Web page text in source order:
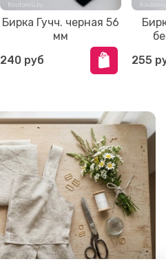
Бирка Гучч. черная 56
мм
240 руб
255